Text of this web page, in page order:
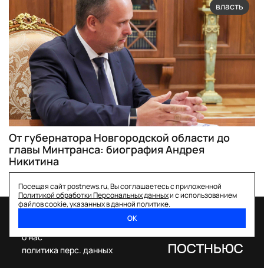
власть
От губернатора Новгородской области до
главы Минтранса: биография Андрея
Никитина
Посещая сайт postnews.ru, Вы соглашаетесь с приложенной
Политикой обработки Персональных данныхи с использованием
файлов cookie, указанных в данной политике.
ОК
о нас
политика перс. данных